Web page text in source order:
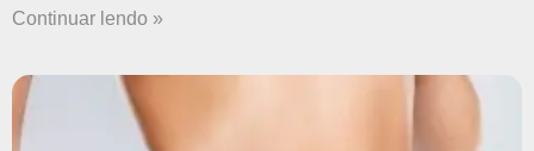
Continuar lendo »